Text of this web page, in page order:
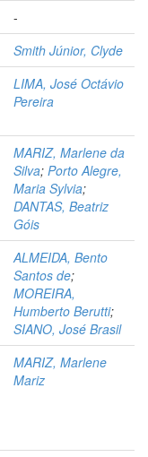
-
Smith Júnior, Clyde
LIMA, José Octávio
Pereira
MARIZ, Marlene da
Silva; Porto Alegre,
Maria Sylvia;
DANTAS, Beatriz
Góis
ALMEIDA, Bento
Santos de;
MOREIRA,
Humberto Berutti;
SIANO, José Brasil
MARIZ, Marlene
Mariz